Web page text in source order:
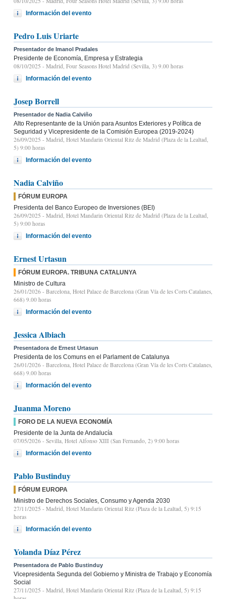
Información del evento
Pedro Luis Uriarte
Presentador de Imanol Pradales
Presidente de Economía, Empresa y Estrategia
08/10/2025 - Madrid, Four Seasons Hotel Madrid (Sevilla, 3) 9.00 horas
Información del evento
Josep Borrell
Presentador de Nadia Calviño
Alto Representante de la Unión para Asuntos Exteriores y Política de
Seguridad y Vicepresidente de la Comisión Europea (2019-2024)
26/09/2025 - Madrid, Hotel Mandarin Oriental Ritz de Madrid (Plaza de la Lealtad,
5) 9:00 horas
Información del evento
Nadia Calviño
FÓRUM EUROPA
Presidenta del Banco Europeo de Inversiones (BEI)
26/09/2025 - Madrid, Hotel Mandarin Oriental Ritz de Madrid (Plaza de la Lealtad,
5) 9:00 horas
Información del evento
Ernest Urtasun
FÓRUM EUROPA. TRIBUNA CATALUNYA
Ministro de Cultura
26/01/2026 - Barcelona, Hotel Palace de Barcelona (Gran Vía de les Corts Catalanes,
668) 9.00 horas
Información del evento
Jessica Albiach
Presentadora de Ernest Urtasun
Presidenta de los Comuns en el Parlament de Catalunya
26/01/2026 - Barcelona, Hotel Palace de Barcelona (Gran Vía de les Corts Catalanes,
668) 9.00 horas
Información del evento
Juanma Moreno
FORO DE LA NUEVA ECONOMÍA
Presidente de la Junta de Andalucía
07/05/2026 - Sevilla, Hotel Alfonso XIII (San Fernando, 2) 9:00 horas
Información del evento
Pablo Bustinduy
FÓRUM EUROPA
Ministro de Derechos Sociales, Consumo y Agenda 2030
27/11/2025 - Madrid, Hotel Mandarin Oriental Ritz (Plaza de la Lealtad, 5) 9:15
horas
Información del evento
Yolanda Díaz Pérez
Presentadora de Pablo Bustinduy
Vicepresidenta Segunda del Gobierno y Ministra de Trabajo y Economía
Social
27/11/2025 - Madrid, Hotel Mandarin Oriental Ritz (Plaza de la Lealtad, 5) 9:15